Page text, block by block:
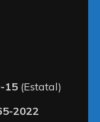
15 (Estatal)
2022